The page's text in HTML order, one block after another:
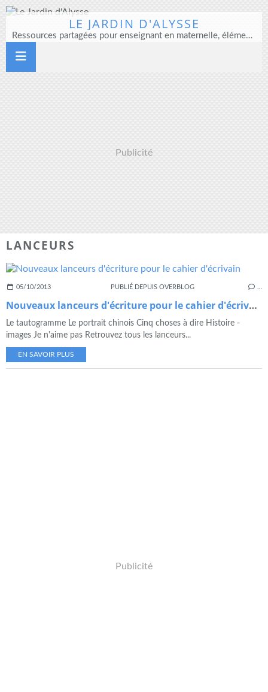
LE JARDIN D'ALYSSE
Ressources partagées pour enseignant en maternelle, élémentaire et direction d'école
Publicité
LANCEURS
05/10/2013 PUBLIÉ DEPUIS OVERBLOG
Nouveaux lanceurs d'écriture pour le cahier d'écrivain
Le tautogramme Le portrait chinois Cinq choses à dire Histoire -
images Je n'aime pas Retrouvez tous les lanceurs...
EN SAVOIR PLUS
Publicité